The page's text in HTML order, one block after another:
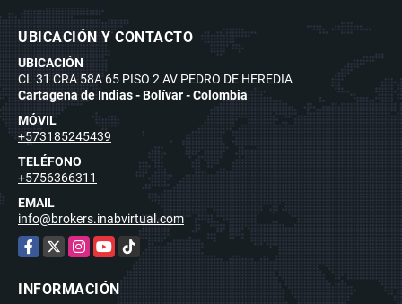
UBICACIÓN Y CONTACTO
UBICACIÓN
CL 31 CRA 58A 65 PISO 2 AV PEDRO DE HEREDIA
Cartagena de Indias - Bolívar - Colombia
MÓVIL
+573185245439
TELÉFONO
+5756366311
EMAIL
info@brokers.inabvirtual.com
Facebook
X Instagram
YouTubeTikTok
INFORMACIÓN